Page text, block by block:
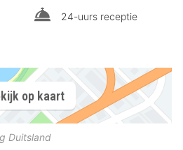
24-uurs receptie
op kaart
Duitsland